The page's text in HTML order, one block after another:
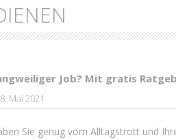
Job? Mit gratis
8. Mai 2021
Sie genug vom Alltagstrott und